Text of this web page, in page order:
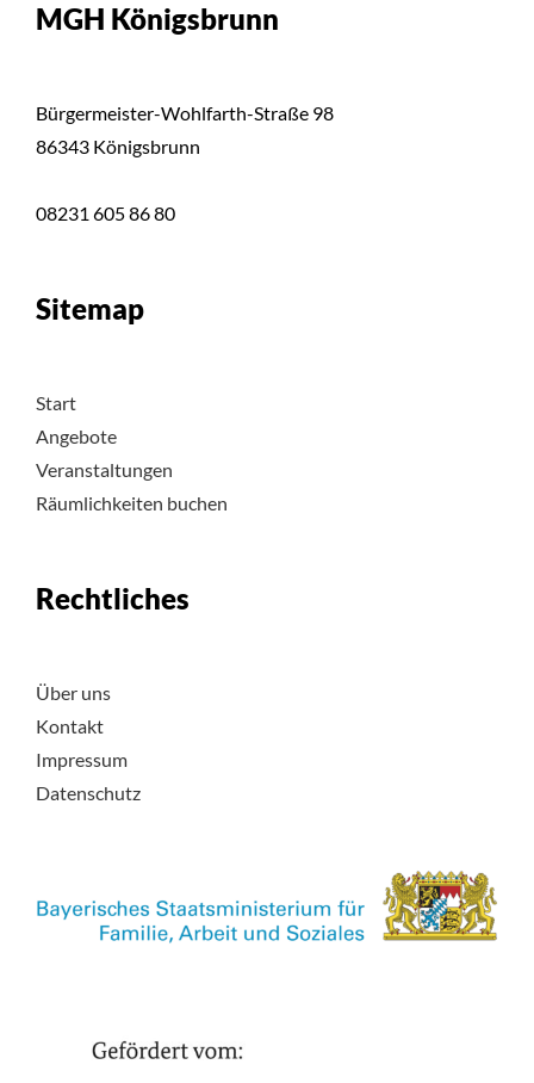
MGH Königsbrunn
Bürgermeister-Wohlfarth-Straße 98
86343 Königsbrunn
08231 605 86 80
Sitemap
Start
Angebote
Veranstaltungen
Räumlichkeiten buchen
Rechtliches
Über uns
Kontakt
Impressum
Datenschutz